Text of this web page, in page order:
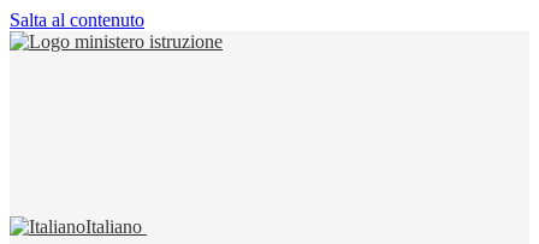
Salta al contenuto
Italiano